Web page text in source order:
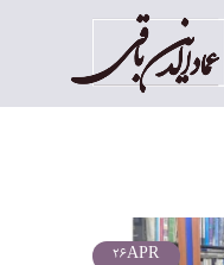
APR
26